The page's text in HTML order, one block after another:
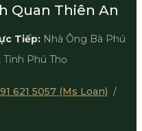
Quan Thiên An
Tiếp: Nhà Ông Bà Phú
Tỉnh Phú Thọ
621 5057 (Ms Loan) /